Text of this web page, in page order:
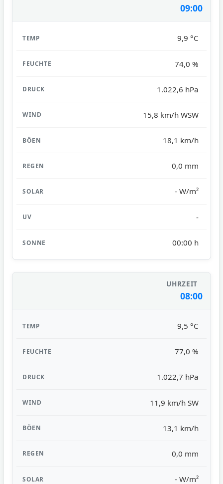
09:00
9,9 °C
74,0 %
1.022,6 hPa
15,8 km/h WSW
18,1 km/h
0,0 mm
- W/m²
-
00:00 h
08:00
9,5 °C
77,0 %
1.022,7 hPa
11,9 km/h SW
13,1 km/h
0,0 mm
- W/m²